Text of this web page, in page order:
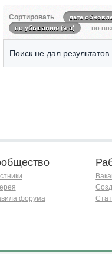
Сортировать
дате
по убыванию (я-а)
по
Поиск не дал результатов.
форума